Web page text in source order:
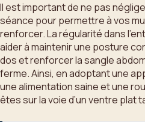
Il est important de ne pas
séance pour permettre à vos
renforcer. La régularité dans
aider à maintenir une posture
dos et renforcer la sangle
ferme. Ainsi, en adoptant une
une alimentation saine et une
êtes sur la voie d’un ventre plat